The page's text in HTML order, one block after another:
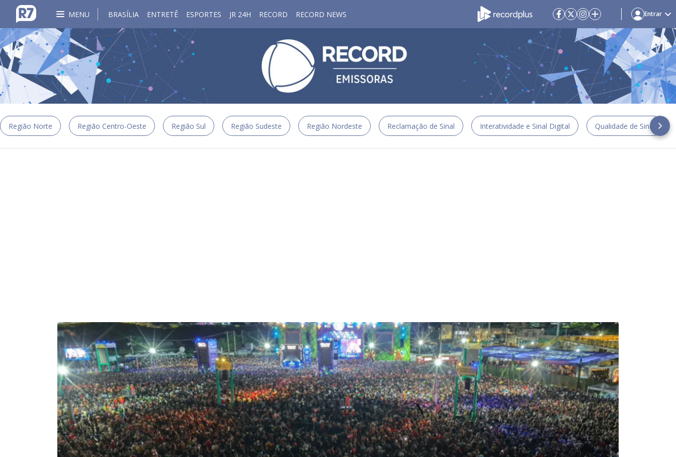
MENU BRASÍLIA ENTRETÊ ESPORTES JR 24H RECORD RECORD NEWS Entrar
Região Norte Região Centro-Oeste Região Sul Região Sudeste Região Nordeste Reclamação de Sinal Interatividade e Sinal Digital Qualidade de Sinal